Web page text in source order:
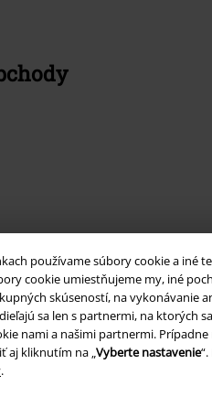
používame súbory cookie a iné
cookie umiestňujeme my, iné
skúseností, na vykonávanie
sa len s partnermi, na
nami a našimi partnermi.
aj kliknutím na „Vyberte nastavenie
.